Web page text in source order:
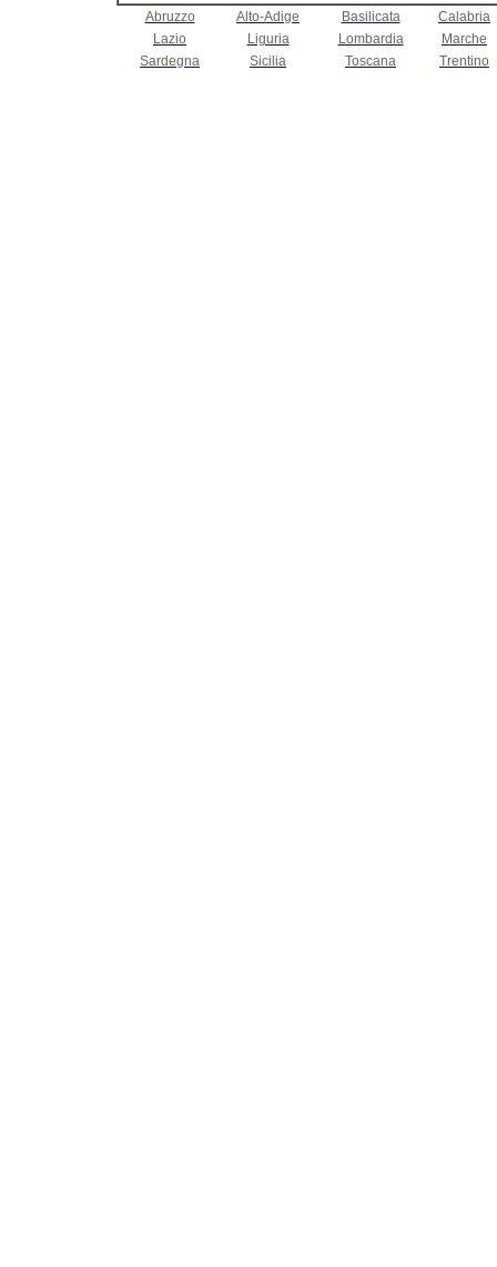
Abruzzo Alto-Adige Basilicata
Calabria
Lazio
Liguria Lombardia
Marche
Sardegna
Sicilia Toscana Trentino